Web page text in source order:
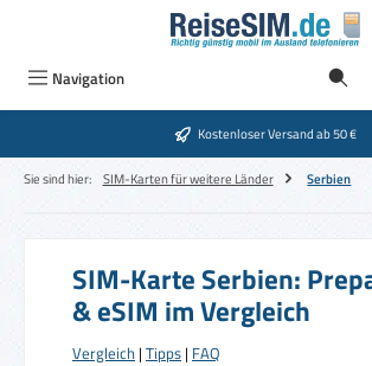
Zum Hauptinhalt springen
Navigation
Kostenloser Versand ab 50 €
Sie sind hier: SIM-Karten für weitere Länder Serbien
SIM-Karte Serbien:
& eSIM im Vergleich
Vergleich | Tipps | FAQ